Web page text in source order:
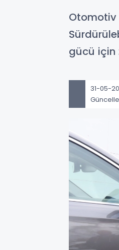
Otomotiv
gücü için
31-05-